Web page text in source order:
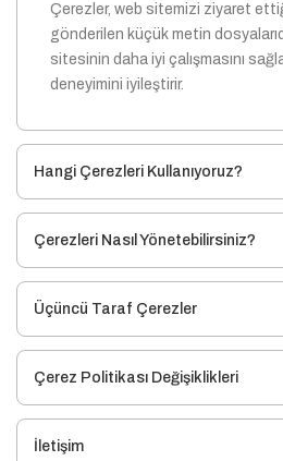
Çerezler, web sitemizi ziyaret
gönderilen küçük metin
sitesinin daha iyi çalışmasını
deneyimini iyileştirir.
Hangi Çerezleri Kullanıyoruz?
Çerezleri Nasıl Yönetebilirsiniz?
Üçüncü Taraf Çerezler
Çerez Politikası Değişiklikleri
İletişim